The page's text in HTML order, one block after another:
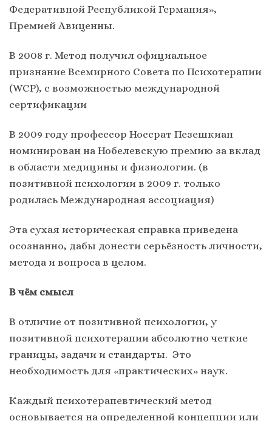
Федеративной Республикой Германия»,
Премией Авиценны.
В 2008 г. Метод получил официальное
признание Всемирного Совета по Психотерапии
(WCP), с возможностью международной
сертификации
В 2009 году профессор Носсрат Пезешкиан
номинирован на Нобелевскую премию за вклад
в области медицины и физиологии. (в
позитивной психологии в 2009 г. только
родилась Международная ассоциация)
Эта сухая историческая справка приведена
осознанно, дабы донести серьёзность личности,
метода и вопроса в целом.
В чём смысл
В отличие от позитивной психологии, у
позитивной психотерапии абсолютно четкие
границы, задачи и стандарты. Это
необходимость для «практических» наук.
Каждый психотерапевтический метод
основывается на определенной концепции или